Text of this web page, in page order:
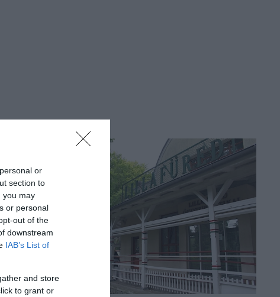
or
section to
you may
or personal
out of the
downstream
IAB’s List of
and store
to grant or